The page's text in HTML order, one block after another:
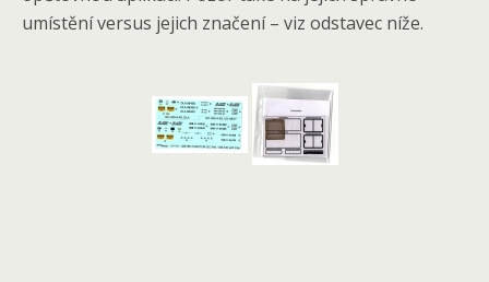
umístění versus jejich značení – viz odstavec níže.